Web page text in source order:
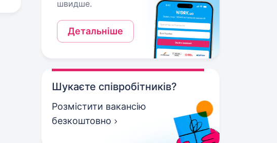
швидше.
Детальніше
Шукаєте співробітників?
Розмістити вакансію
безкоштовно